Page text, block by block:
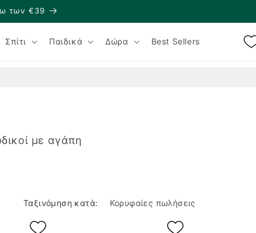
των €39
Σπίτι Παιδικά Δώρα Best Sellers
με αγάπη
Ταξινόμηση κατά: